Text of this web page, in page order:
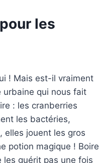
les
! Mais est-il vraiment
urbaine qui nous fait
: les cranberries
les bactéries,
elles jouent les gros
potion magique ! Boire
les guérit pas une fois